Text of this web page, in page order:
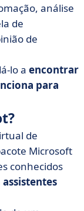
análise
de
de
lo a encontrar
para
de
Microsoft
conhecidos
assistentes